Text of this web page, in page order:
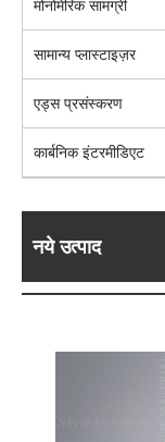
मोनोमेरिक सामग्री
सामान्य प्लास्टाइज़र
एड्स प्रसंस्करण
कार्बनिक इंटरमीडिएट
नये उत्पाद